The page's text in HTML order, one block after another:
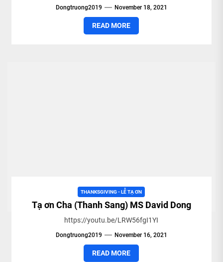
Dongtruong2019 November 18, 2021
READ MORE
THANKSGIVING - LỄ TẠ ƠN
Tạ ơn Cha (Thanh Sang) MS David Dong
https://youtu.be/LRW56fgI1YI
Dongtruong2019 November 16, 2021
READ MORE